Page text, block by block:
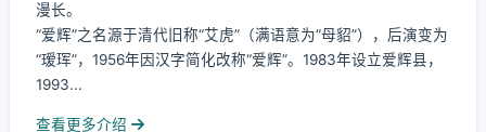
漫长。
“爱辉”之名源于清代旧称“艾虎”（满语意为“母貂”），后演变为
“瑷珲”，1956年因汉字简化改称“爱辉”。1983年设立爱辉县，
1993...
查看更多介绍